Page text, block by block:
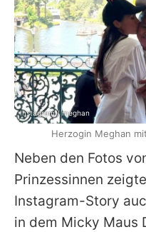
Neben den Fotos
Prinzessinnen zeigte
Instagram-Story
in dem Micky Maus
Instagram / meghan
Herzogin Meghan